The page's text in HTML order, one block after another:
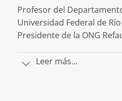
Profesor del
Universidad Federal de
Presidente de la ONG
Leer más...